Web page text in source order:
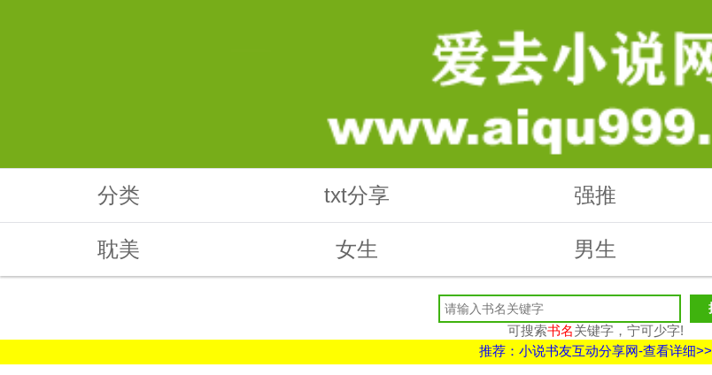
分类 txt分享 强推
耽美 女生 男生
可搜索书名关键字，宁可少字!
推荐：小说书友互动分享网-查看详细>>